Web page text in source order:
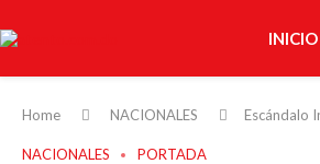
INICIO
Home NACIONALES Escándalo
NACIONALES PORTADA